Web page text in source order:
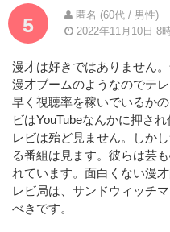
5
匿名 (60代 / 男性)
2022年11月10日 8
漫才は好きではありません
漫才ブームのようなのでテ
早く視聴率を稼いでいるか
ビはYouTubeなんかに押さ
レビは殆ど見ません。しか
る番組は見ます。彼らは芸
れています。面白くない漫
レビ局は、サンドウィッチ
べきです。